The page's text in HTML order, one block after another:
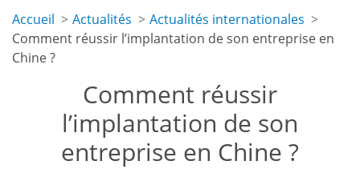
Accueil Actualités
Actualités internationales
Comment réussir l’implantation de son entreprise en
Chine ?
Comment réussir
l’implantation de son
entreprise en Chine ?